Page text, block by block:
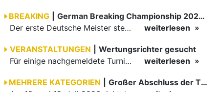
BREAKING
German Breaking Championship 2026 in Hannover
Der erste Deutsche Meister steht fest B-Boy Roman siegt bei den Juniors
weiterlesen
VERANSTALTUNGEN
Wertungsrichter gesucht
Für einige nachgemeldete Turniere im 2 Halbjahr sucht der ZWE noch Wertungsrichter.
weiterlesen
MEHRERE KATEGORIEN
Großer Abschluss der TBW-Trophy in Weinheim